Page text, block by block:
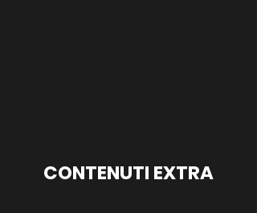
CONTENUTI EXTRA